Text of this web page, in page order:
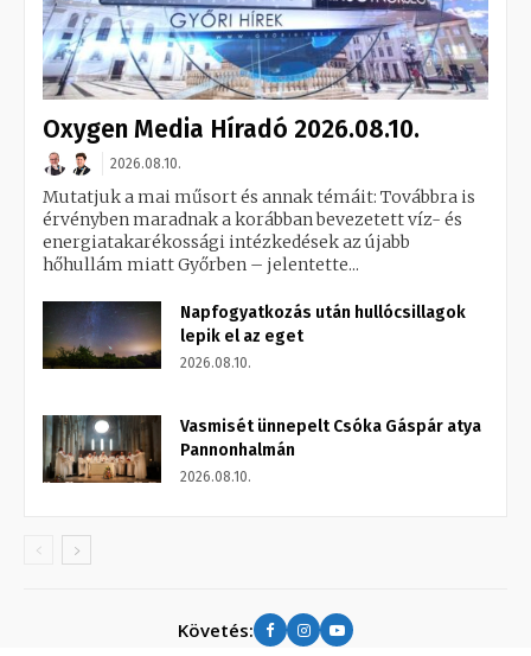
Oxygen Media Híradó 2026.08.10.
2026.08.10.
Mutatjuk a mai műsort és annak témáit: Továbbra is
érvényben maradnak a korábban bevezetett víz- és
energiatakarékossági intézkedések az újabb
hőhullám miatt Győrben – jelentette...
Napfogyatkozás után hullócsillagok
lepik el az eget
2026.08.10.
Vasmisét ünnepelt Csóka Gáspár atya
Pannonhalmán
2026.08.10.
Követés: